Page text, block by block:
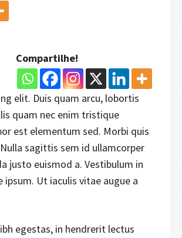
Compartilhe!
elit. Duis quam arcu, lobortis
quam nec enim tristique
est elementum sed. Morbi quis
sagittis sem id ullamcorper
justo euismod a. Vestibulum in
Ut iaculis vitae augue a
egestas, in hendrerit lectus